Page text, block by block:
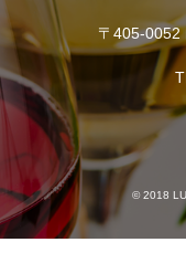
〒405-0052
© 2018